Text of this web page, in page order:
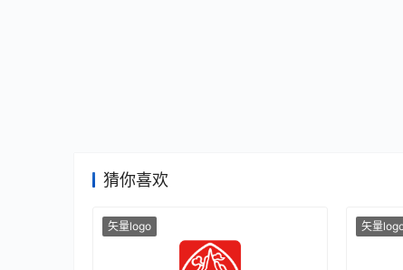
猜你喜欢
矢量logo 矢量